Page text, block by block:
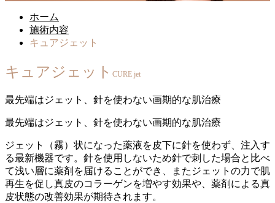
ホーム
施術内容
キュアジェット
キュアジェット CURE jet
最先端はジェット、針を使わない画期的な肌治療
最先端はジェット、針を使わない画期的な肌治療
ジェット（霧）状になった薬液を皮下に針を使わず、注入す
る最新機器です。針を使用しないため針で刺した場合と比べ
て浅い層に薬剤を届けることができ、またジェットの力で肌
再生を促し真皮のコラーゲンを増やす効果や、薬剤による真
皮状態の改善効果が期待されます。